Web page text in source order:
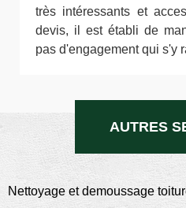
très intéressants et
devis, il est établi de
pas d'engagement qui s'y
AUTRES
Nettoyage et demoussage